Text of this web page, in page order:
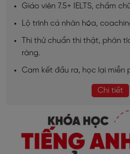
Giáo viên 7.5+ IELTS, chấm
Lộ trình cá nhân hóa,
Thi thử chuẩn thi thật, phân
ràng.
Cam kết đầu ra, học lại miễn
Chi tiết